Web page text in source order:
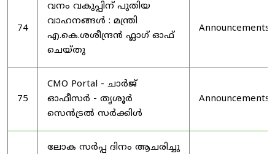
74
വനം വകുപ്പിന് പുതിയ
വാഹനങ്ങൾ : മന്ത്രി
എ.കെ.ശശീന്ദ്രൻ ഫ്ലാഗ് ഓഫ്
ചെയ്തു
Announcements
75
CMO Portal - ചാർജ്
ഓഫീസർ - തൃശൂർ
സെൻട്രൽ സർക്കിൾ
Announcements
ലോക സർപ്പ ദിനം ആചരിച്ചു